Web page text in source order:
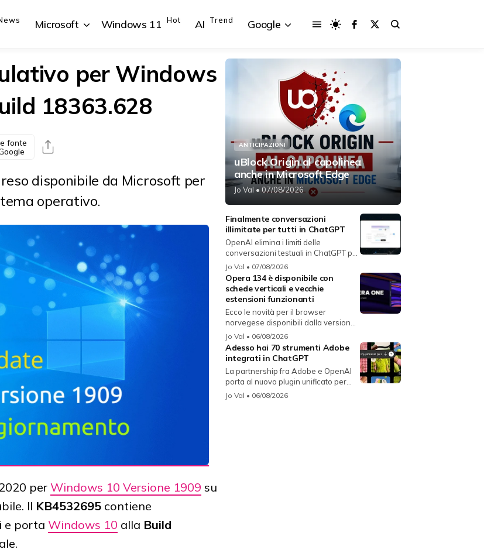
Microsoft
{{POSTS[2].LABEL}} {{POSTS[3].LABEL}}
{{posts[3].title}}
Windows 11 Hot AI Trend Google
{{POSTS[2].LABEL}} {{POSTS[3].LABEL}}
{{posts[3].title}}
per Windows
18363.628
fonte
disponibile da Microsoft per
operativo.
per Windows 10 Versione 1909 su
Il KB4532695 contiene
e porta Windows 10 alla Build
ANTICIPAZIONI
uBlock Origin al capolinea
anche in Microsoft Edge
Jo Val • 07/08/2026
Finalmente conversazioni
illimitate per tutti in ChatGPT
OpenAI elimina i limiti delle
conversazioni testuali in ChatGPT per
i...Jo Val • 07/08/2026
Opera 134 è disponibile con
schede verticali e vecchie
estensioni funzionanti
Ecco le novità per il browser
norvegese disponibili dalla versione
134...
Jo Val • 06/08/2026
Adesso hai 70 strumenti Adobe
integrati in ChatGPT
La partnership fra Adobe e OpenAI
porta al nuovo plugin unificato per...
Jo Val • 06/08/2026